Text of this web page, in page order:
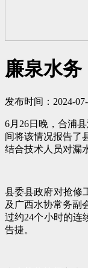
廉泉水
发布时间：2024-
6月26日晚，合浦
间将该情况报告了
结合技术人员对漏
县委县政府对抢修
及广西水协常务副
过约24个小时的连
告捷。